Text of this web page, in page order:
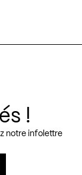
!
notre infolettre